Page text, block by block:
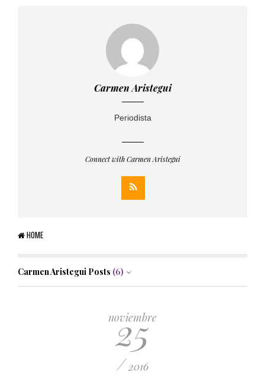
Carmen Aristegui
Periodista
Connect with Carmen Aristegui
HOME
Carmen Aristegui Posts (6)
noviembre
25
/ 2016